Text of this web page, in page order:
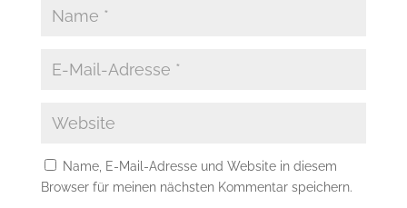
Name, E-Mail-Adresse und Website in diesem
Browser für meinen nächsten Kommentar speichern.